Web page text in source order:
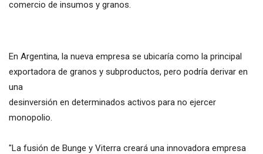
comercio de insumos y granos.
En Argentina, la nueva empresa se ubicaría como la principal
exportadora de granos y subproductos, pero podría derivar en
una
desinversión en determinados activos para no ejercer
monopolio.
"La fusión de Bunge y Viterra creará una innovadora empresa